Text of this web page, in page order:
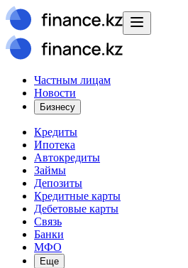
Частным лицам
Новости
Бизнесу
Кредиты
Ипотека
Автокредиты
Займы
Депозиты
Кредитные карты
Дебетовые карты
Связь
Банки
МФО
Еще